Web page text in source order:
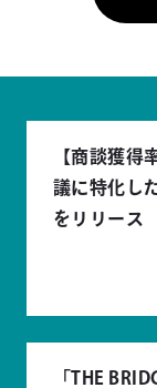
【商談獲得
議に特化し
をリリース
「THE